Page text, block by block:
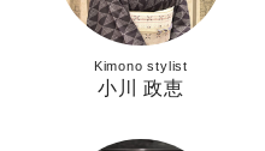
Kimono stylist
小川 政恵